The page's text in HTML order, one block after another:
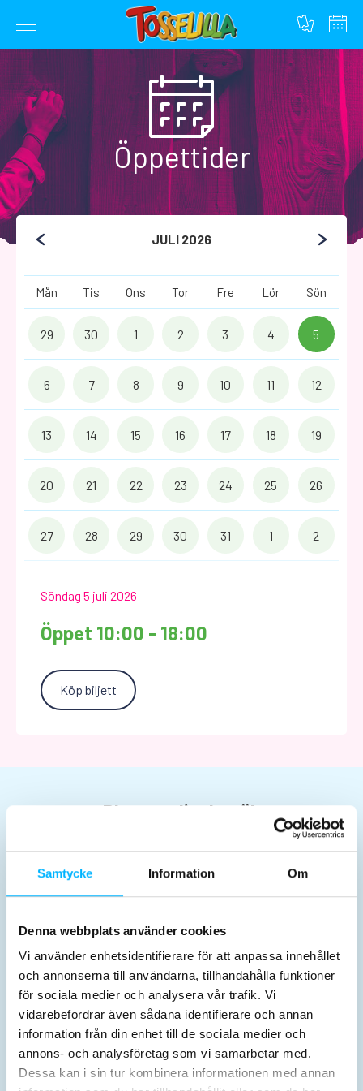
Samtycke Information Om
Denna webbplats använder cookies
Vi använder enhetsidentifierare för att anpassa innehållet
och annonserna till användarna, tillhandahålla funktioner
för sociala medier och analysera vår trafik. Vi
vidarebefordrar även sådana identifierare och annan
information från din enhet till de sociala medier och
annons- och analysföretag som vi samarbetar med.
Dessa kan i sin tur kombinera informationen med annan
Hoppa
till
innehållet
Öppettider
JULI 2026
Mån Tis Ons Tor Fre Lör Sön
29 30 1 2 3 4 5
6 7 8 9 10 11 12
13 14 15 16 17 18 19
20 21 22 23 24 25 26
27 28 29 30 31 1 2
Söndag 5 juli 2026
Öppet 10:00 - 18:00
Köp biljett
Planera ditt besök
Biljetter & priser